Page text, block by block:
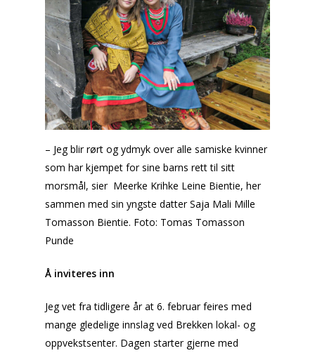
– Jeg blir rørt og ydmyk over alle samiske kvinner
som har kjempet for sine barns rett til sitt
morsmål, sier Meerke Krihke Leine Bientie, her
sammen med sin yngste datter Saja Mali Mille
Tomasson Bientie. Foto: Tomas Tomasson
Punde
Å inviteres inn
Jeg vet fra tidligere år at 6. februar feires med
mange gledelige innslag ved Brekken lokal- og
oppvekstsenter. Dagen starter gjerne med